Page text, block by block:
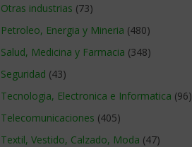
Otras industrias (73)
Petroleo, Energia y Mineria (480)
Salud, Medicina y Farmacia (348)
Seguridad (43)
Tecnologia, Electronica e Informatica (96)
Telecomunicaciones (405)
Textil, Vestido, Calzado, Moda (47)